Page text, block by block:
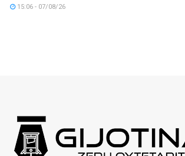
15:06 - 07/08/26